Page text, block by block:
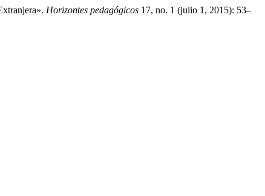
Horizontes pedagógicos 17, no. 1 (julio 1, 2015): 53–